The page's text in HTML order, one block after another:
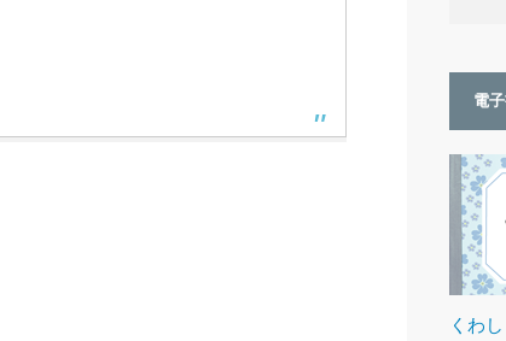
電
くわ